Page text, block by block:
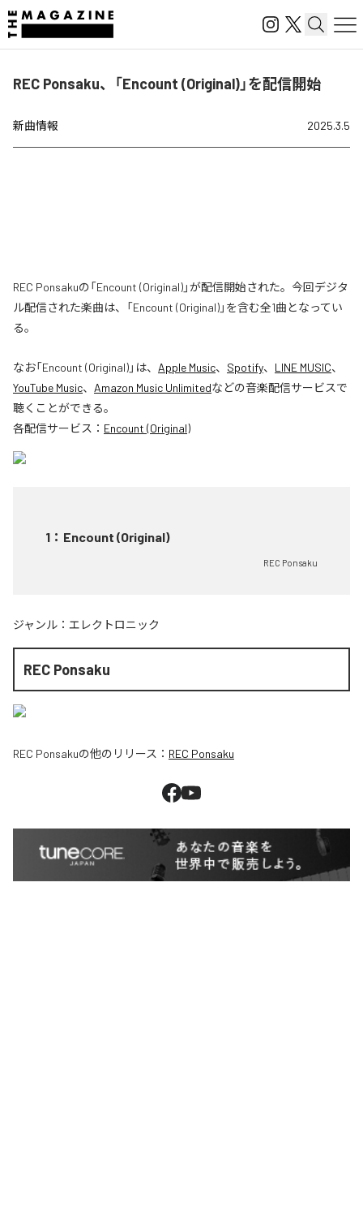
REC Ponsaku、「Encount (Original)」を配信開始
新曲情報 2025.3.5
REC Ponsakuの「Encount (Original)」が配信開始された。今回デジタ
ル配信された楽曲は、「Encount (Original)」を含む全1曲となってい
る。
なお「Encount (Original)」は、 Apple Music、 Spotify、 LINE MUSIC、
YouTube Music、 Amazon Music Unlimitedなどの音楽配信サービスで
聴くことができる。
各配信サービス： Encount (Original)
1 ： Encount (Original)
REC Ponsaku
ジャンル： エレクトロニック
REC Ponsaku
REC Ponsakuの他のリリース： REC Ponsaku